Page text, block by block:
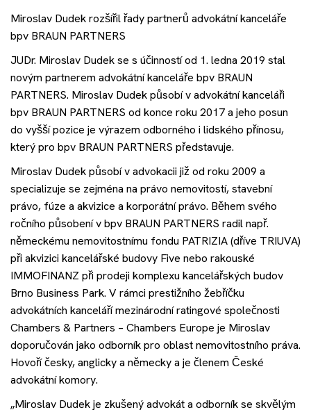
Podnikatelské sektory
Novinky
Akce
Kontakt
Nechte si poradit
Miroslav Dudek rozšířil řady partnerů advokátní kanceláře
bpv BRAUN PARTNERS
JUDr. Miroslav Dudek se s účinností od 1. ledna 2019 stal
novým partnerem advokátní kanceláře bpv BRAUN
PARTNERS. Miroslav Dudek působí v advokátní kanceláři
bpv BRAUN PARTNERS od konce roku 2017 a jeho posun
do vyšší pozice je výrazem odborného i lidského přínosu,
který pro bpv BRAUN PARTNERS představuje.
Miroslav Dudek působí v advokacii již od roku 2009 a
specializuje se zejména na právo nemovitostí, stavební
právo, fúze a akvizice a korporátní právo. Během svého
ročního působení v bpv BRAUN PARTNERS radil např.
německému nemovitostnímu fondu PATRIZIA (dříve TRIUVA)
při akvizici kancelářské budovy Five nebo rakouské
IMMOFINANZ při prodeji komplexu kancelářských budov
Brno Business Park. V rámci prestižního žebříčku
advokátních kanceláří mezinárodní ratingové společnosti
Chambers & Partners – Chambers Europe je Miroslav
doporučován jako odborník pro oblast nemovitostního práva.
Hovoří česky, anglicky a německy a je členem České
advokátní komory.
„Miroslav Dudek je zkušený advokát a odborník se skvělým